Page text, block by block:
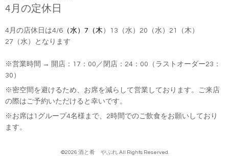
4月の定休日
4月の店休日は4/6 （水）7（木 ）13（水）20 （水 ）21（木）
27（水）となります
※営業時間 → 開店：17：00／閉店：24：00（ラストオーダー23：
30）
※密空間を避けるため、お席を減らして営業しております。ご来店
の際はご予約いただけると幸いです。
※お席は1グループ4名様まで、2時間でのご飲食をお願いしており
ます。
©2026 酒と肴 やぶれ. All Rights Reserved.